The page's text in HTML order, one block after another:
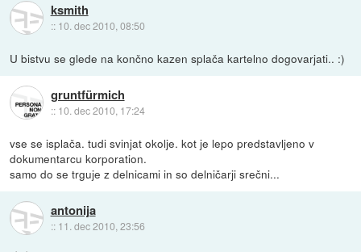
ksmith
:: 10. dec 2010, 08:50
U bistvu se glede na končno kazen splača kartelno dogovarjati.. :)
gruntfürmich
:: 10. dec 2010, 17:24
vse se isplača. tudi svinjat okolje. kot je lepo predstavljeno v
dokumentarcu korporation.
samo do se trguje z delnicami in so delničarji srečni...
antonija
:: 11. dec 2010, 23:56